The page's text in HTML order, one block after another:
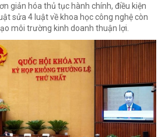
giản hóa thủ tục hành chính, điều kiện
sửa 4 luật về khoa học công nghệ còn
môi trường kinh doanh thuận lợi.